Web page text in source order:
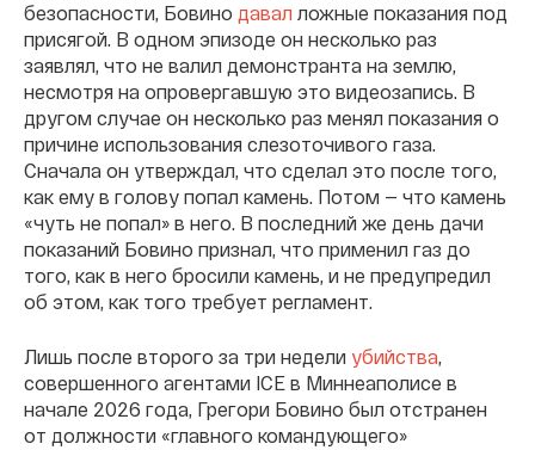
безопасности, Бовино давал ложные показания под
присягой. В одном эпизоде он несколько раз
заявлял, что не валил демонстранта на землю,
несмотря на опровергавшую это видеозапись. В
другом случае он несколько раз менял показания о
причине использования слезоточивого газа.
Сначала он утверждал, что сделал это после того,
как ему в голову попал камень. Потом — что камень
«чуть не попал» в него. В последний же день дачи
показаний Бовино признал, что применил газ до
того, как в него бросили камень, и не предупредил
об этом, как того требует регламент.
Лишь после второго за три недели убийства,
совершенного агентами ICE в Миннеаполисе в
начале 2026 года, Грегори Бовино был отстранен
от должности «главного командующего»